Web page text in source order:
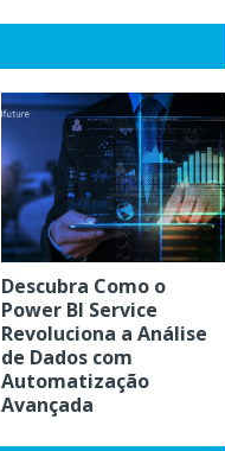
Descubra Como o
Power BI Service
Revoluciona a Análise
de Dados com
Automatização
Avançada